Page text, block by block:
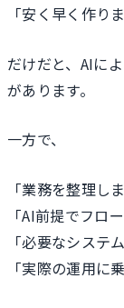
「安く早く作りま
だけだと、AIに
があります。
一方で、
「業務を整理しま
「AI前提でフロ
「必要なシステ
「実際の運用に